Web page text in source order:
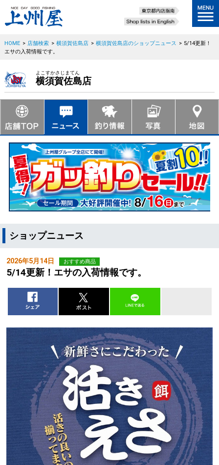
HOME > 店舗検索 > 横須賀佐島店 > 横須賀佐島店のショップニュース > 5/14更新！
エサの入荷情報です。
よこすかさじまてん
横須賀佐島店
ショップニュース
2026年5月14日 おすすめ商品
5/14更新！エサの入荷情報です。